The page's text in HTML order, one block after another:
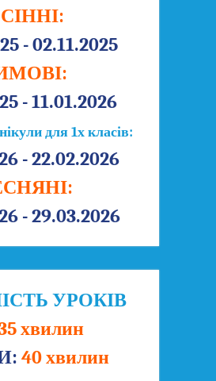
- 02.11.2025
- 11.01.2026
для 1х класів:
- 22.02.2026
- 29.03.2026
УРОКІВ
хвилин
40 хвилин